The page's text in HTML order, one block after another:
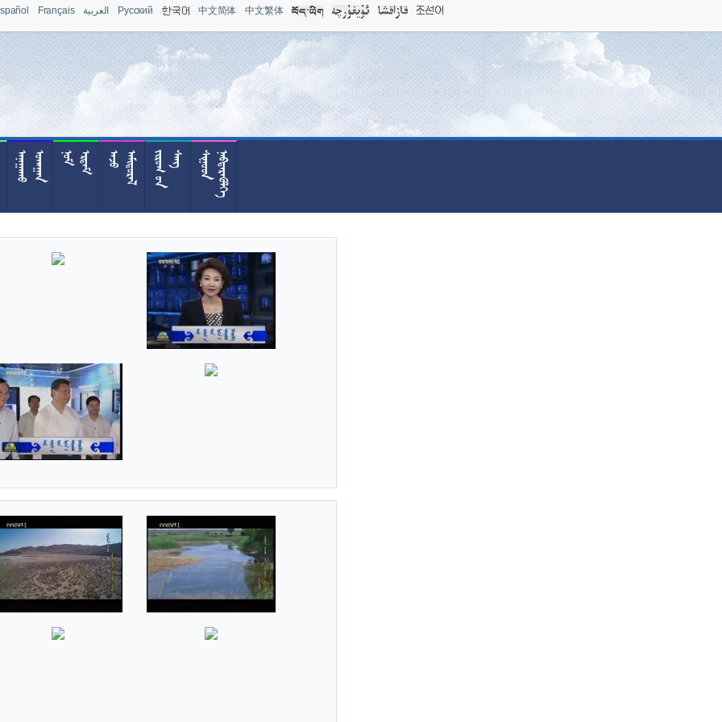
Français العربية Pусский 中文简体 中文繁体











  





  








  







 














